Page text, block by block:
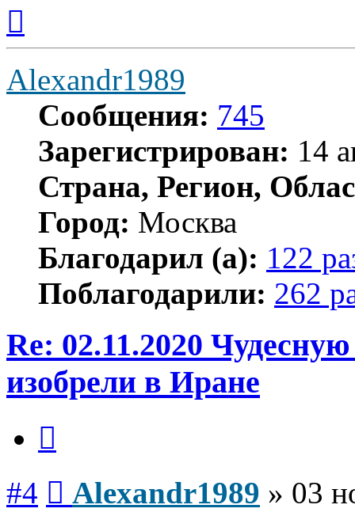
началу
Alexandr1989
Сообщения: 745
Зарегистрирован: 14
Страна, Регион,
Город: Москва
Благодарил (а): 122
Поблагодарили: 262
Re: 02.11.2020
изобрели в Иране
#4 Alexandr1989 » 03